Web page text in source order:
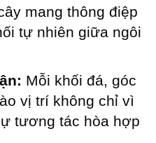
mang thông điệp
tự nhiên giữa ngôi
Mỗi khối đá, góc
vị trí không chỉ vì
tương tác hòa hợp